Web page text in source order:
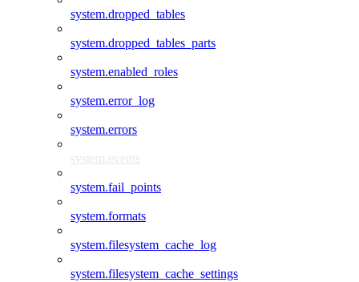
system.dropped_tables
system.dropped_tables_parts
system.enabled_roles
system.error_log
system.errors
system.events
system.fail_points
system.formats
system.filesystem_cache_log
system.filesystem_cache_settings